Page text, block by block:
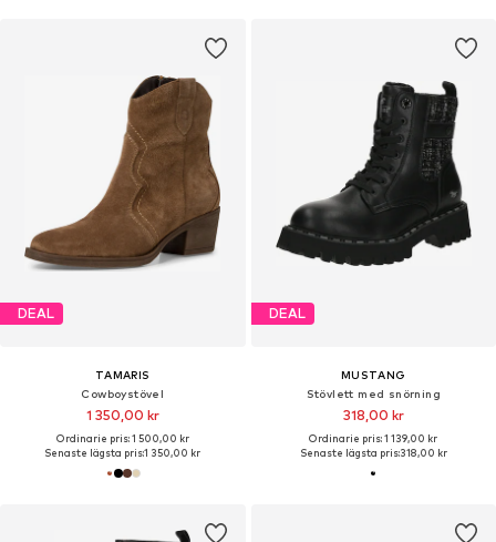
DEAL
TAMARIS
Cowboystövel
1 350,00 kr
Ordinarie pris: 1 500,00 kr
Senaste lägsta pris:1 350,00 kr
DEAL
MUSTANG
Stövlett med snörning
318,00 kr
Ordinarie pris: 1 139,00 kr
Senaste lägsta pris:318,00 kr